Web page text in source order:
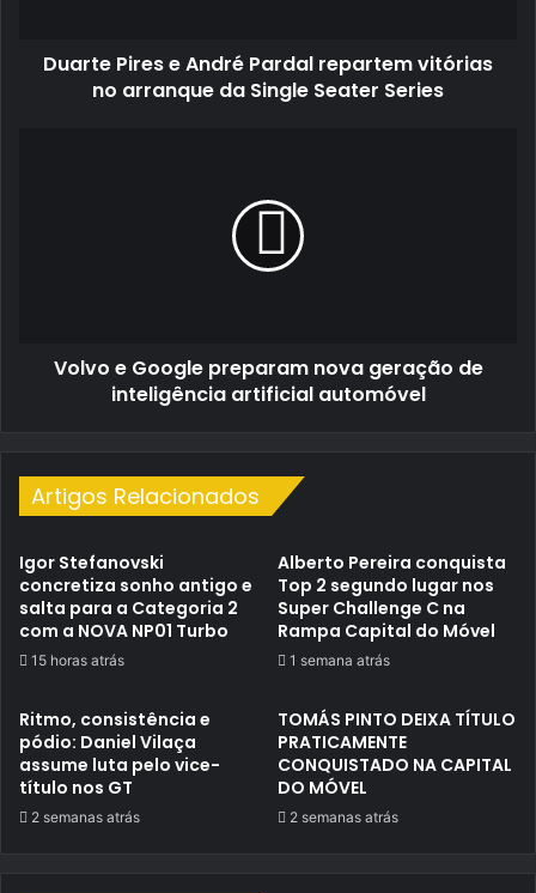
Duarte Pires e André Pardal repartem vitórias
no arranque da Single Seater Series
automóvel
Volvo e Google preparam nova geração de
inteligência artificial automóvel
Artigos Relacionados
Igor Stefanovski
concretiza sonho antigo e
salta para a Categoria 2
com a NOVA NP01 Turbo
15 horas atrás
Alberto Pereira conquista
Top 2 segundo lugar nos
Super Challenge C na
Rampa Capital do Móvel
1 semana atrás
Ritmo, consistência e
pódio: Daniel Vilaça
assume luta pelo vice-
título nos GT
2 semanas atrás
TOMÁS PINTO DEIXA TÍTULO
PRATICAMENTE
CONQUISTADO NA CAPITAL
DO MÓVEL
2 semanas atrás